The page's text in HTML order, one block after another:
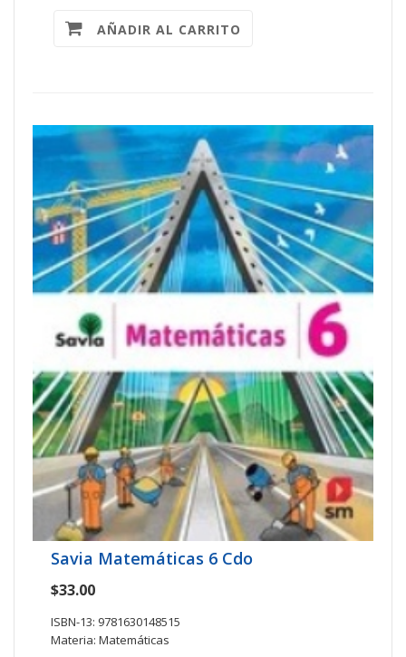
AÑADIR AL CARRITO
Savia Matemáticas 6 Cdo
$33.00
ISBN-13: 9781630148515
Materia: Matemáticas